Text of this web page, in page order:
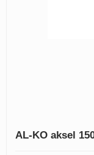
AL-KO aksel